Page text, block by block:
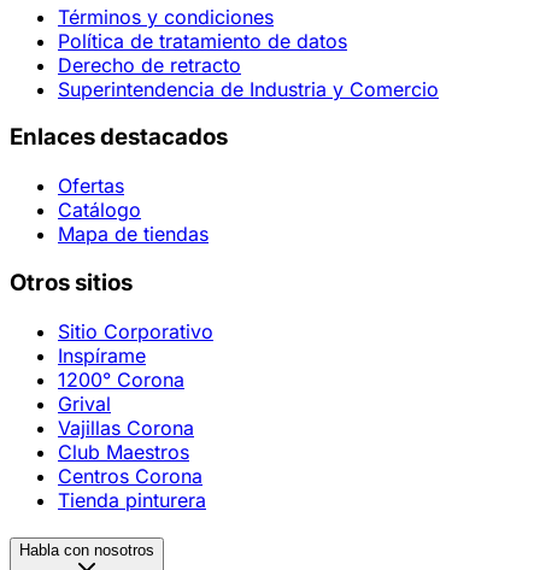
Términos y condiciones
Política de tratamiento de datos
Derecho de retracto
Superintendencia de Industria y Comercio
Enlaces destacados
Ofertas
Catálogo
Mapa de tiendas
Otros sitios
Sitio Corporativo
Inspírame
1200° Corona
Grival
Vajillas Corona
Club Maestros
Centros Corona
Tienda pinturera
Habla con nosotros